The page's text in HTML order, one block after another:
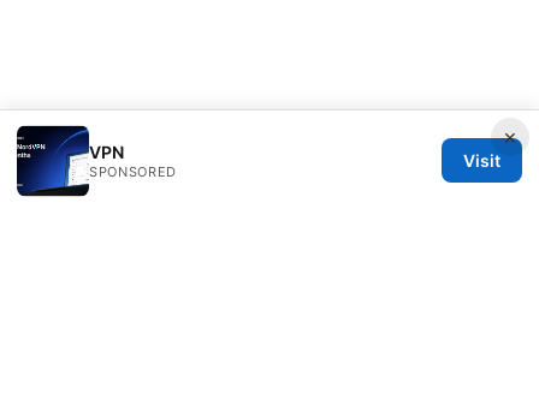
×
VPN
SPONSORED
Visit